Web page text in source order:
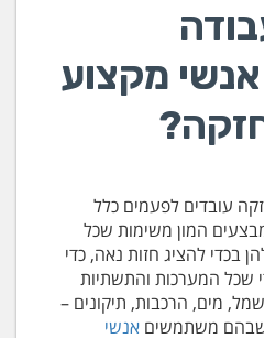
מקצוע
עובדים לפעמים כלל
המון משימות שכל
בכדי להציג חזות נאה, כדי
שכל המערכות והתשתיות
מים, הרכבות, תיקונים –
משתמשים אנשי